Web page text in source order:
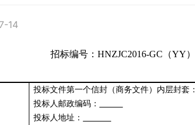
14
招标编号： HNZJC2016-GC （YY）
投标文件第一个信封（商务文件）内层封套：
投标人邮政编码：
投标人地址：